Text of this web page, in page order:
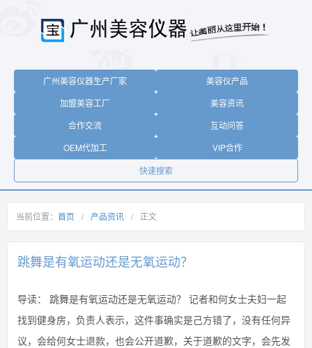
广州美容仪器生产厂家
美容仪产品
加盟美容工厂
美容资讯
合作交流
互动问答
OEM代加工
VIP合作
快速搜索
当前位置： 首页 / 产品资讯 / 正文
跳舞是有氧运动还是无氧运动？
导读：
跳舞是有氧运动还是无氧运动？ 记者和何女士夫妇一起
找到健身房，负责人表示，这件事确实是己方错了，没有任何异
议，会给何女士退款，也会公开道歉，关于道歉的文字，会先发